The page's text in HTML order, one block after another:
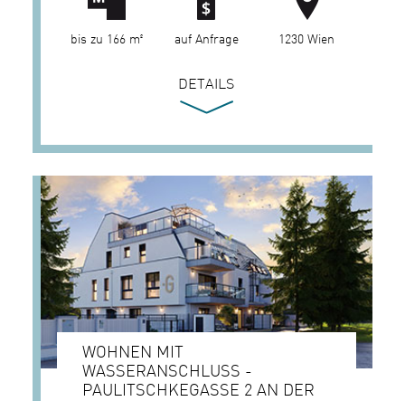
bis zu 166 m² auf Anfrage 1230 Wien
DETAILS
WOHNEN MIT
WASSERANSCHLUSS -
PAULITSCHKEGASSE 2 AN DER